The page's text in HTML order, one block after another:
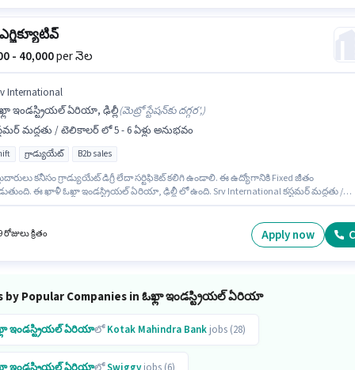
- 40,000per నెల
International
ఇండస్ట్రియల్ ఏరియా, ఢిల్లీ(మెట్రో స్టేషన్‌కు దగ్గర',)
మద్దతు / టెలికాలర్ లో 5 - 6 ఏళ్లు అనుభవం
గ్రాడ్యుయేట్ B2b sales
కనీసం గ్రాడ్యుయేట్ డిగ్రీ లేదా సర్టిఫికెట్ కలిగి ఉండాలి. ఈ ఉద్యోగానికి Fixed జీతం
ఈ ఖాళీ ఓఖ్లా ఇండస్ట్రియల్ ఏరియా, ఢిల్లీ లో ఉంది. Srv International కస్టమర్ మద్దతు /
ఉన్న వారికి కోసం, నెల జీతం ₹40000 ఉంటుంది.
రోజులు క్రితం Apply now
by Popular Companies in ఓఖ్లా ఇండస్ట్రియల్ ఏరియా
ఇండస్ట్రియల్ ఏరియాలోKotak Mahindra Bankjobs (28)